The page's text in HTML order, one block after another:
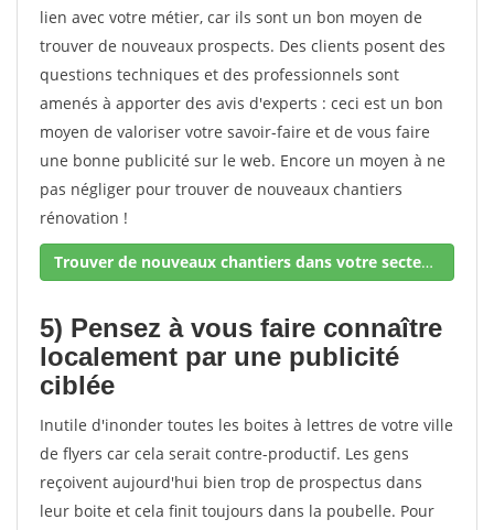
lien avec votre métier, car ils sont un bon moyen de
trouver de nouveaux prospects. Des clients posent des
questions techniques et des professionnels sont
amenés à apporter des avis d'experts : ceci est un bon
moyen de valoriser votre savoir-faire et de vous faire
une bonne publicité sur le web. Encore un moyen à ne
pas négliger pour trouver de nouveaux chantiers
rénovation !
Trouver de nouveaux chantiers dans votre secteur !
5) Pensez à vous faire connaître
localement par une publicité
ciblée
Inutile d'inonder toutes les boites à lettres de votre ville
de flyers car cela serait contre-productif. Les gens
reçoivent aujourd'hui bien trop de prospectus dans
leur boite et cela finit toujours dans la poubelle. Pour